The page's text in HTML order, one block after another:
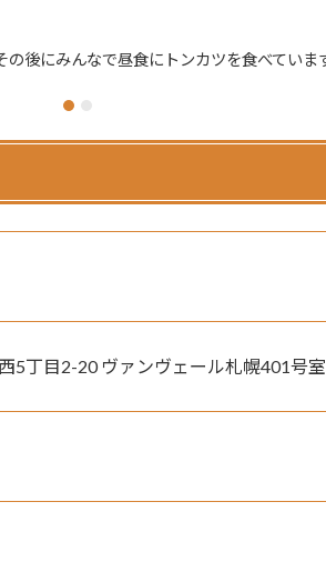
の後にみんなで昼食にトンカツを食べていま
5丁目2-20 ヴァンヴェール札幌401号室